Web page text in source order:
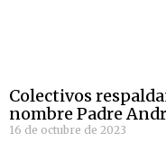
Colectivos
nombre Padre
16 de octubre de 2023